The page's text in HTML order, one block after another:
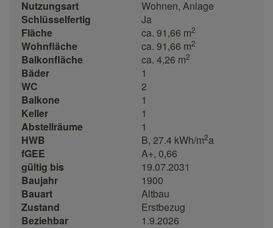
Nutzungsart
Wohnen Anlage
Schlüsselfertig
Ja
Fläche
ca. 91,66 m2
Wohnfläche ca. 91,66 m2
Balkonfläche ca. 4,26 m2
Bäder
1
WC
2
Balkone
1
Keller
1
Abstellräume
1
HWB
B, 27.4 kWh/m2a
fGEE
A+, 0,66
gültig bis
19.07.2031
Baujahr
1900
Bauart
Altbau
Zustand
Erstbezug
Beziehbar
1.9.2026